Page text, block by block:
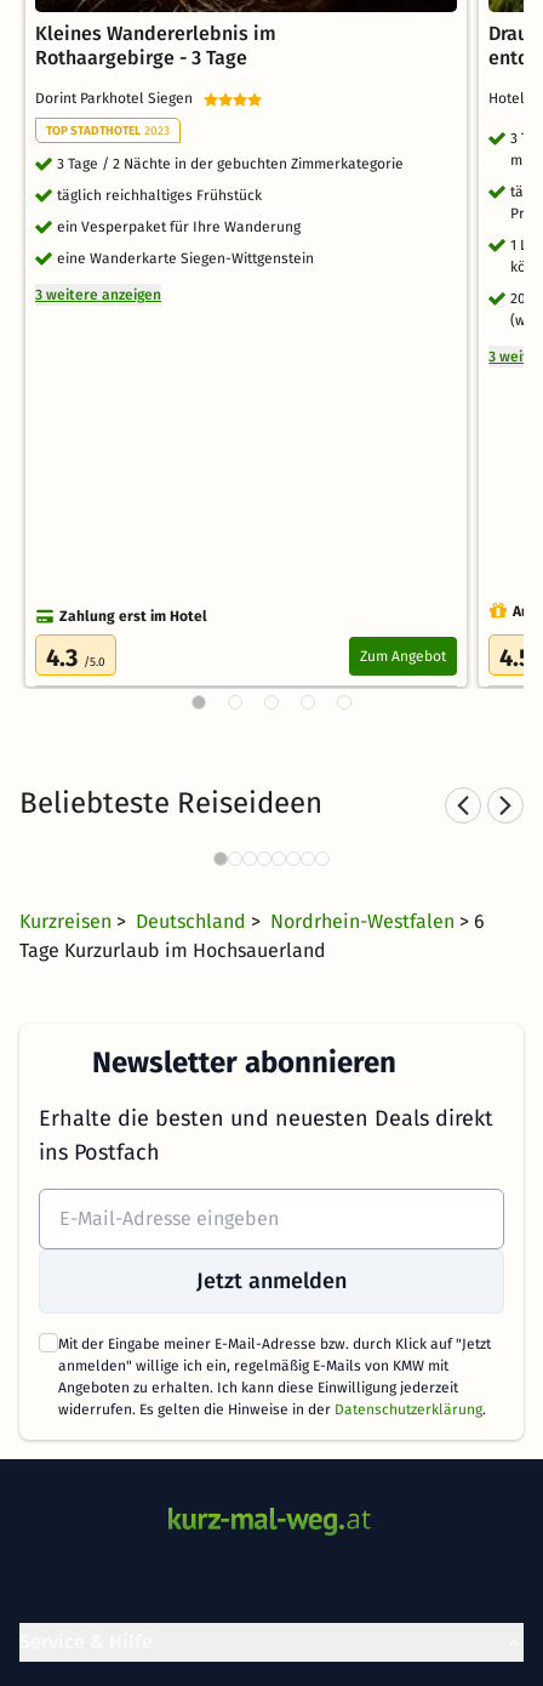
Kleines Wandererlebnis im
Rothaargebirge - 3 Tage
Dorint Parkhotel Siegen
TOP STADTHOTEL 2023
3 Tage / 2 Nächte in der gebuchten Zimmerkategorie
täglich reichhaltiges Frühstück
ein Vesperpaket für Ihre Wanderung
eine Wanderkarte Siegen-Wittgenstein
3 weitere anzeigen
Zahlung erst im Hotel
4.3 /5.0 Zum Angebot
Hotel
3
mit
1
3
4.5
Beliebteste Reiseideen
Sporthotels in NRW
1221 Angebote
Kurzreisen > Deutschland > Nordrhein-Westfalen > 6
Tage Kurzurlaub im Hochsauerland
Newsletter abonnieren
Erhalte die besten und neuesten Deals direkt
ins Postfach
Jetzt anmelden
Mit der Eingabe meiner E-Mail-Adresse bzw. durch Klick auf "Jetzt
anmelden" willige ich ein, regelmäßig E-Mails von KMW mit
Angeboten zu erhalten. Ich kann diese Einwilligung jederzeit
widerrufen. Es gelten die Hinweise in der Datenschutzerklärung.